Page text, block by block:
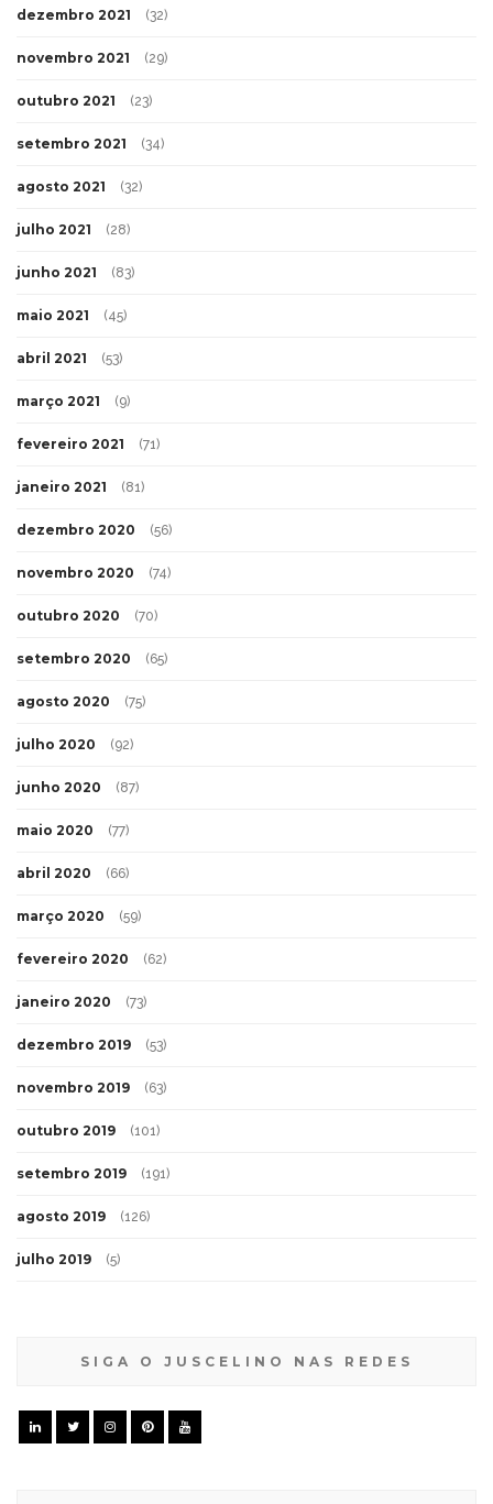
dezembro 2021 (32)
novembro 2021 (29)
outubro 2021 (23)
setembro 2021 (34)
agosto 2021 (32)
julho 2021 (28)
junho 2021 (83)
maio 2021 (45)
abril 2021 (53)
março 2021 (9)
fevereiro 2021 (71)
janeiro 2021 (81)
dezembro 2020 (56)
novembro 2020 (74)
outubro 2020 (70)
setembro 2020 (65)
agosto 2020 (75)
julho 2020 (92)
junho 2020 (87)
maio 2020 (77)
abril 2020 (66)
março 2020 (59)
fevereiro 2020 (62)
janeiro 2020 (73)
dezembro 2019 (53)
novembro 2019 (63)
outubro 2019 (101)
setembro 2019 (191)
agosto 2019 (126)
julho 2019 (5)
SIGA O JUSCELINO NAS REDES